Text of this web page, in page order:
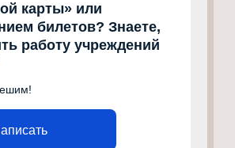
карты» или
билетов? Знаете,
работу учреждений